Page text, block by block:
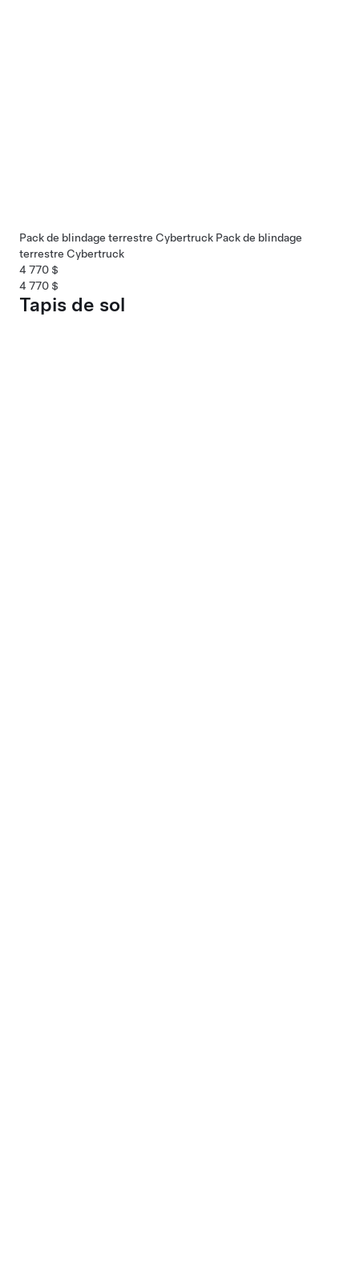
Pack de blindage terrestre Cybertruck Pack de blindage
terrestre Cybertruck
4 770 $
4 770 $
Tapis de sol